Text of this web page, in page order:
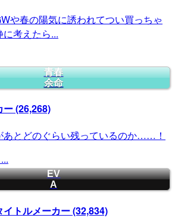
や春の陽気に誘われてつい買っちゃ
考えたら...
青春
余命
ー(26,268)
あとどのぐらい残っているのか……！
...
EV
A
イトルメーカー(32,834)